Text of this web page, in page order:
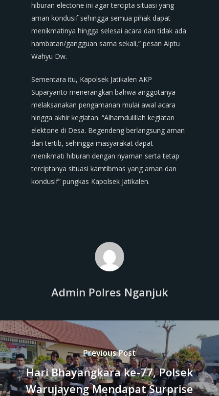
hiburan electone ini agar tercipta situasi yang
aman kondusif sehingga semua pihak dapat
menikmatinya hingga selesai acara dan tidak ada
hambatan/gangguan sama sekali,” pesan Aiptu
Wahyu Dw.
Sementara itu, Kapolsek Jatikalen AKP
Suparyanto menerangkan bahwa anggotanya
melaksanakan pengamanan mulai awal acara
hingga akhir kegiatan. “Alhamdulillah kegiatan
elektone di Desa. Begendeng berlangsung aman
dan tertib, sehingga masyarakat dapat
menikmati hiburan dengan nyaman serta tetap
terciptanya situasi kamtibmas yang aman dan
kondusif” pungkas Kapolsek Jatikalen.
Admin Polres Nganjuk
Previous Post
Hari Bhayangkara ke-77, Polsek
Warujayeng Mendapat Surprise